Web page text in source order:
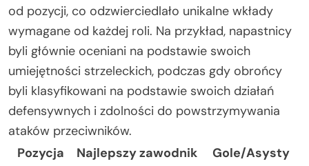
od pozycji, co odzwierciedlało unikalne wkłady
wymagane od każdej roli. Na przykład, napastnicy
byli głównie oceniani na podstawie swoich
umiejętności strzeleckich, podczas gdy obrońcy
byli klasyfikowani na podstawie swoich działań
defensywnych i zdolności do powstrzymywania
ataków przeciwników.
Pozycja
Najlepszy zawodnik
Gole/Asysty